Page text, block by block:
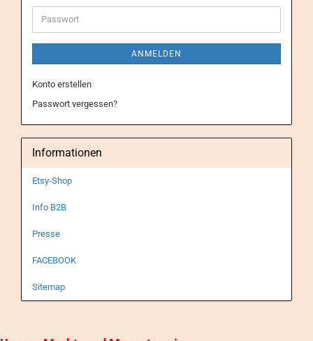
Adresse
Passwort
ANMELDEN
Konto erstellen
Passwort vergessen?
Informationen
Etsy-Shop
Info B2B
Presse
FACEBOOK
Sitemap